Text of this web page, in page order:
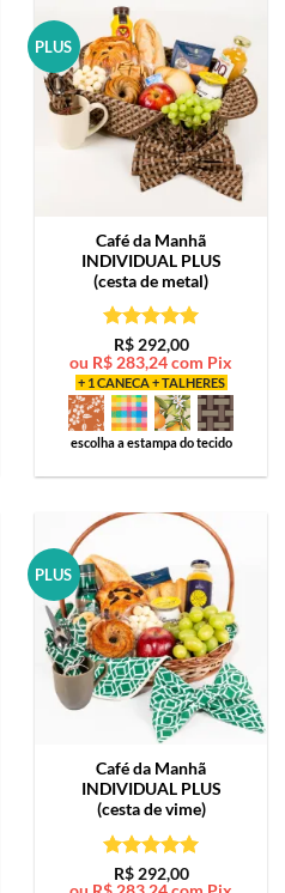
PLUS
Café da Manhã
INDIVIDUAL PLUS
(cesta de metal)
Avaliação5
de 5
R$292,00
ou R$ 283,24com Pix
+ 1 CANECA + TALHERES
escolha a estampa do tecido
PLUS
Café da Manhã
INDIVIDUAL PLUS
(cesta de vime)
Avaliação5
R$292,00